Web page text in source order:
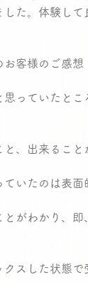
た。体験して
客様のご感想
思っていたと
、出来ること
いたのは表面
がわかり、即
スした状態で